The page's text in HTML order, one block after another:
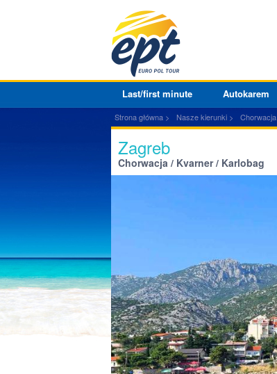
Last/first minute Autokarem
Strona główna Nasze kierunki Chorwacja
Zagreb
Chorwacja / Kvarner / Karlobag